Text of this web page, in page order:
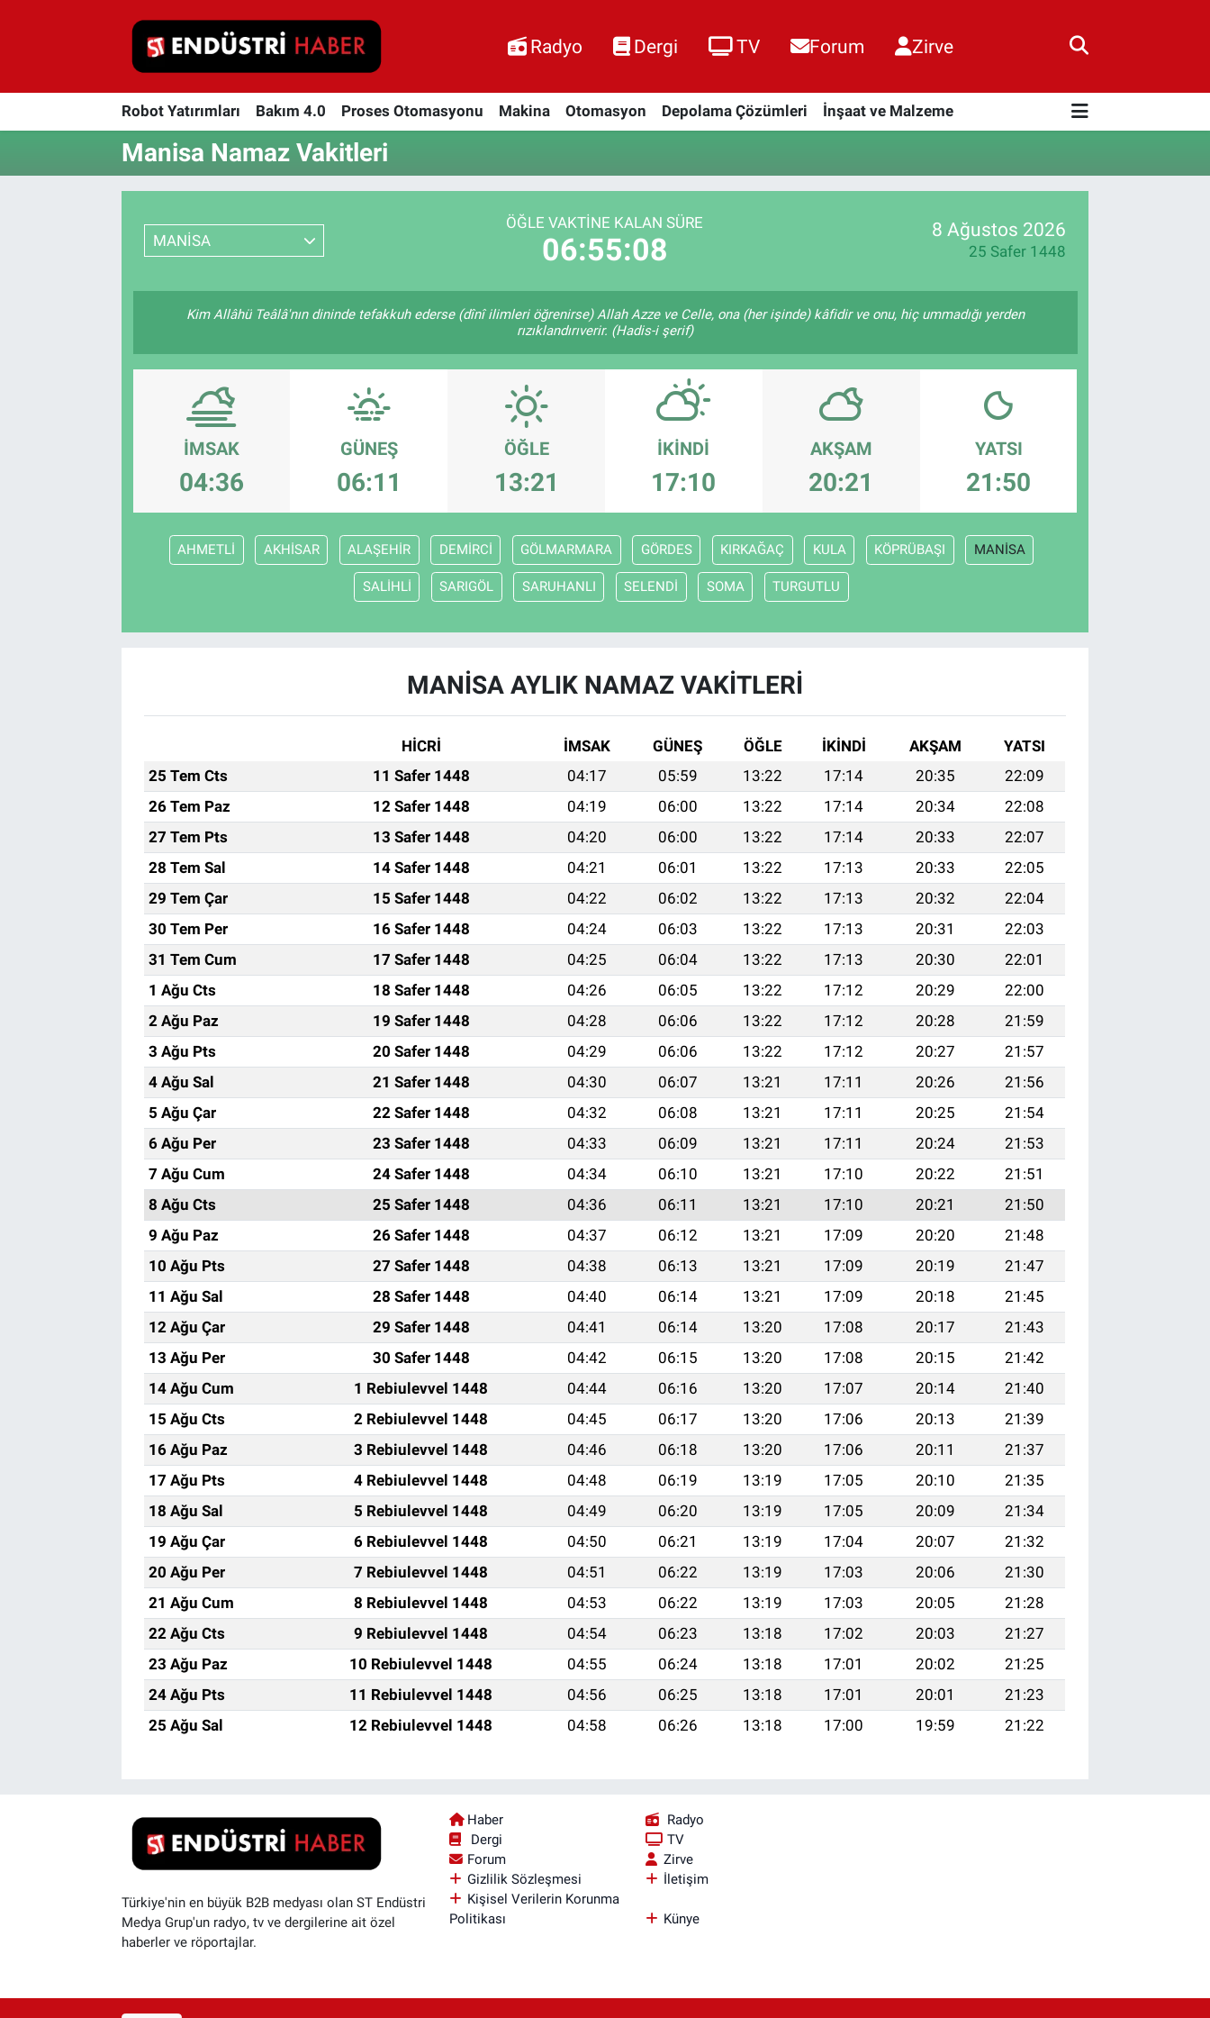
Radyo Dergi TV Forum Zirve
Robot Yatırımları Bakım 4.0 Proses Otomasyonu Makina Otomasyon Depolama Çözümleri İnşaat ve Malzeme
Manisa Namaz Vakitleri
MANİSA
ÖĞLE VAKTINE KALAN SÜRE
06:55:07
8 Ağustos 2026
25 Safer 1448
Kim Allâhü Teâlâ'nın dininde tefakkuh ederse (dînî ilimleri öğrenirse) Allah Azze ve Celle, ona (her işinde) kâfidir ve onu, hiç ummadığı yerden
rızıklandırıverir. (Hadis-i şerif)
İMSAK
04:36
GÜNEŞ
06:11
ÖĞLE
13:21
İKINDI
17:10
AKŞAM
20:21
YATSI
21:50
AHMETLİ AKHİSAR ALAŞEHİR DEMİRCİ GÖLMARMARA GÖRDES KIRKAĞAÇ KULA KÖPRÜBAŞI MANİSA
SALİHLİ SARIGÖL SARUHANLI SELENDİ SOMA TURGUTLU
MANİSA AYLIK NAMAZ VAKITLERI
HİCRİ İMSAK GÜNEŞ ÖĞLE İKINDI AKŞAM
YATSI
25 Tem Cts
11 Safer 1448 04:17 05:59 13:22 17:14 20:35
22:09
26 Tem Paz
12 Safer 1448 04:19 06:00 13:22 17:14 20:34
22:08
27 Tem Pts
13 Safer 1448 04:20 06:00 13:22 17:14 20:33
22:07
28 Tem Sal
14 Safer 1448 04:21 06:01 13:22 17:13 20:33
22:05
29 Tem Çar
15 Safer 1448 04:22 06:02 13:22 17:13 20:32
22:04
30 Tem Per
16 Safer 1448 04:24 06:03 13:22 17:13 20:31
22:03
31 Tem Cum
17 Safer 1448 04:25 06:04 13:22 17:13 20:30
22:01
1 Ağu Cts
18 Safer 1448 04:26 06:05 13:22 17:12 20:29
22:00
2 Ağu Paz
19 Safer 1448 04:28 06:06 13:22 17:12 20:28
21:59
3 Ağu Pts
20 Safer 1448 04:29 06:06 13:22 17:12 20:27
21:57
4 Ağu Sal
21 Safer 1448 04:30 06:07 13:21 17:11 20:26
21:56
5 Ağu Çar
22 Safer 1448 04:32 06:08 13:21 17:11 20:25
21:54
6 Ağu Per
23 Safer 1448 04:33 06:09 13:21 17:11 20:24
21:53
7 Ağu Cum
24 Safer 1448 04:34 06:10 13:21 17:10 20:22
21:51
8 Ağu Cts
25 Safer 1448 04:36 06:11 13:21 17:10 20:21
21:50
9 Ağu Paz
26 Safer 1448 04:37 06:12 13:21 17:09 20:20
21:48
10 Ağu Pts
27 Safer 1448 04:38 06:13 13:21 17:09 20:19
21:47
11 Ağu Sal
28 Safer 1448 04:40 06:14 13:21 17:09 20:18
21:45
12 Ağu Çar
29 Safer 1448 04:41 06:14 13:20 17:08 20:17
21:43
13 Ağu Per
30 Safer 1448 04:42 06:15 13:20 17:08 20:15
21:42
14 Ağu Cum
1 Rebiulevvel 1448 04:44 06:16 13:20 17:07 20:14
21:40
15 Ağu Cts
2 Rebiulevvel 1448 04:45 06:17 13:20 17:06 20:13
21:39
16 Ağu Paz
3 Rebiulevvel 1448 04:46 06:18 13:20 17:06 20:11
21:37
17 Ağu Pts
4 Rebiulevvel 1448 04:48 06:19 13:19 17:05 20:10
21:35
18 Ağu Sal
5 Rebiulevvel 1448 04:49 06:20 13:19 17:05 20:09
21:34
19 Ağu Çar
6 Rebiulevvel 1448 04:50 06:21 13:19 17:04 20:07
21:32
20 Ağu Per
7 Rebiulevvel 1448 04:51 06:22 13:19 17:03 20:06
21:30
21 Ağu Cum
8 Rebiulevvel 1448 04:53 06:22 13:19 17:03 20:05
21:28
22 Ağu Cts
9 Rebiulevvel 1448 04:54 06:23 13:18 17:02 20:03
21:27
23 Ağu Paz
10 Rebiulevvel 1448 04:55 06:24 13:18 17:01 20:02
21:25
24 Ağu Pts
11 Rebiulevvel 1448 04:56 06:25 13:18 17:01 20:01
21:23
25 Ağu Sal
12 Rebiulevvel 1448 04:58 06:26 13:18 17:00 19:59 21:22
Türkiye'nin en büyük B2B medyası olan ST Endüstri
Medya Grup'un radyo, tv ve dergilerine ait özel
haberler ve röportajlar.
Haber
Radyo
Dergi
TV
Forum
Zirve
Gizlilik Sözleşmesi
İletişim
Kişisel Verilerin Korunma
Politikası
Künye
Robot Yatırımları
Proses Otomasyonu
Enerjisini Üreten Fabrikalar